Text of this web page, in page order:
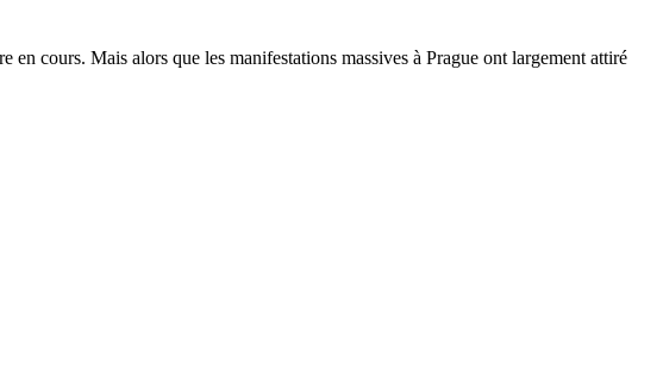
cours. Mais alors que les manifestations massives à Prague ont largement attiré